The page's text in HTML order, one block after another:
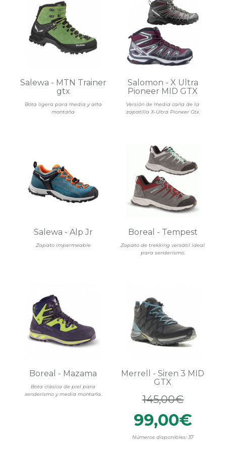
Bota ligera para media y alta
montaña
Salewa - MTN Trainer
gtx
Versión de media caña de la
zapatilla X-Ultra Pioneer Gtx.
Salomon - X Ultra
Pioneer MID GTX
Zapato impermeable
Salewa - Alp Jr
Zapato de trekking versátil ideal
para senderismo.
Boreal - Tempest
Bota clásica de piel para
senderismo y media montaña.
Boreal - Mazama
Números disponibles: 37
Merrell - Siren 3 MID
GTX
145,00€
99,00€